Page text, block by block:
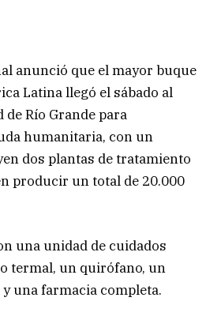
anunció que el mayor buque
Latina llegó el sábado al
Río Grande para
humanitaria, con un
dos plantas de tratamiento
producir un total de 20.000
una unidad de cuidados
termal, un quirófano, un
una farmacia completa.